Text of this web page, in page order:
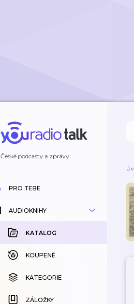
České podcasty a zprávy
PRO TEBE
AUDIOKNIHY
KATALOG
KOUPENÉ
KATEGORIE
ZÁLOŽKY